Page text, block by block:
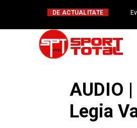
DE ACTUALITATE
AUDIO
Legia